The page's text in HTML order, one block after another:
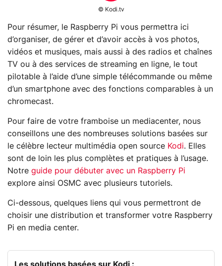
© Kodi.tv
Pour résumer, le Raspberry Pi vous permettra ici
d’organiser, de gérer et d’avoir accès à vos photos,
vidéos et musiques, mais aussi à des radios et chaînes
TV ou à des services de streaming en ligne, le tout
pilotable à l’aide d’une simple télécommande ou même
d’un smartphone avec des fonctions comparables à un
chromecast.
Pour faire de votre framboise un mediacenter, nous
conseillons une des nombreuses solutions basées sur
le célèbre lecteur multimédia open source Kodi. Elles
sont de loin les plus complètes et pratiques à l’usage.
Notre guide pour débuter avec un Raspberry Pi
explore ainsi OSMC avec plusieurs tutoriels.
Ci-dessous, quelques liens qui vous permettront de
choisir une distribution et transformer votre Raspberry
Pi en media center.